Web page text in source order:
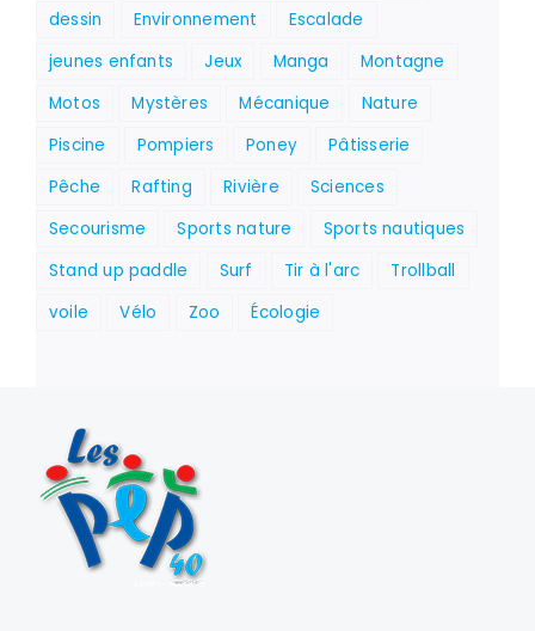
dessin
Environnement
Escalade
jeunes enfants
Jeux Manga
Montagne
Motos
Mystères Mécanique
Nature
Piscine
Pompiers Poney
Pâtisserie
Pêche
Rafting Rivière
Sciences
Secourisme
Sports nature
Sports nautiques
Stand up paddle
Surf Tir à l'arc
Trollball
voile
Vélo Zoo Écologie